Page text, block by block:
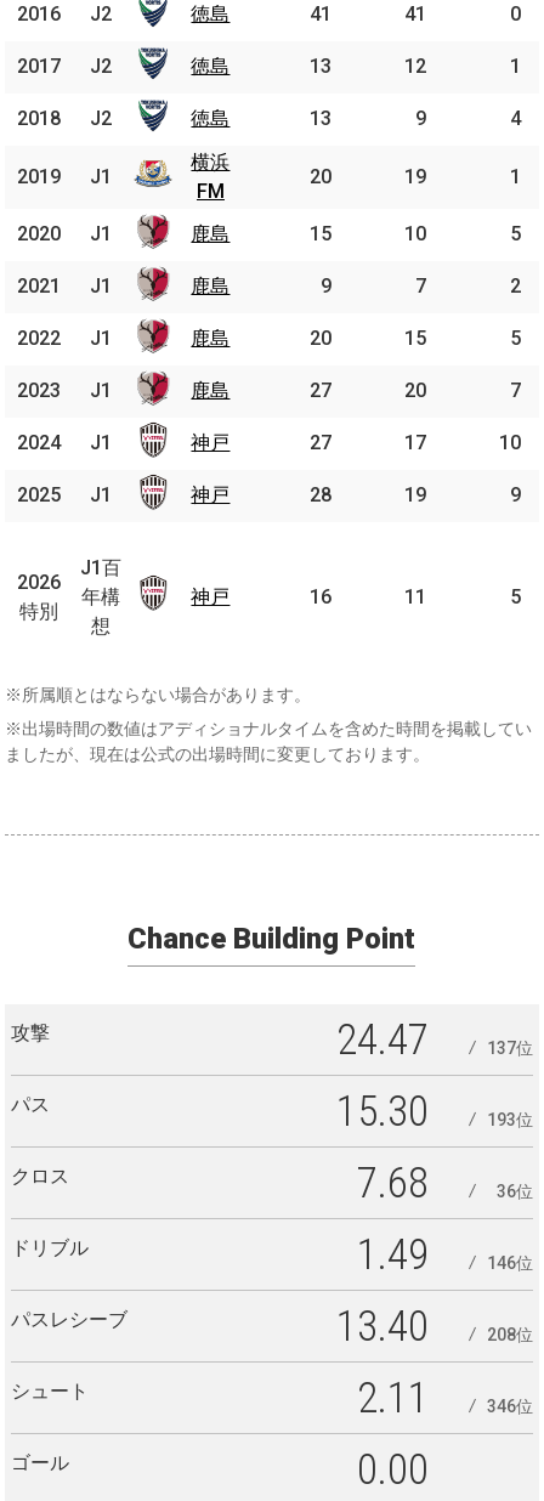
2016 徳島 41 41 0
2017 徳島 13 12 1
2018 徳島 13 9 4
2019
横浜
FM
20 19 1
2020 鹿島 15 10 5
2021 鹿島 9 7 2
2022 鹿島 20 15 5
2023 鹿島 27 20 7
2024 神戸 27 17 10
2025 神戸 28 19 9
2026
特別
百
年
神戸 16 11 5
2016 J2 徳島
2017 J2 徳島
2018 J2 徳島
2019 J1
横浜
FM
2020
J1 鹿島
2021 J1 鹿島
2022 J1 鹿島
2023 J1 鹿島
2024 J1 神戸
2025 J1 神戸
2026
特別
J1百
年構
想
神戸
※所属順とはならない場合があります。
※出場時間の数値はアディショナルタイムを含めた時間を掲載してい
ましたが、現在は公式の出場時間に変更しております。
Chance Building Point
攻撃 24.47 137位
パス 15.30 193位
クロス 7.68 36位
ドリブル 1.49 146位
パスレシーブ 13.40 208位
シュート 2.11 346位
ゴール 0.00